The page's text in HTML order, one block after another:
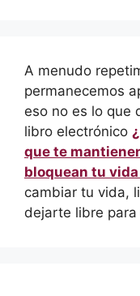
A menudo
permanecemos
eso no es lo que
libro electrónico
que te
bloquean tu
cambiar tu vida,
dejarte libre para